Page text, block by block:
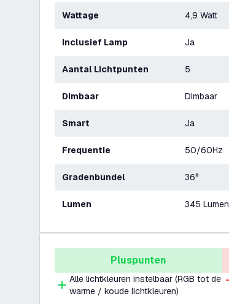
Wattage 4,9 Watt
Inclusief Lamp Ja
Aantal Lichtpunten 5
Dimbaar Dimbaar
Smart Ja
Frequentie 50/60Hz
Gradenbundel 36°
Lumen 345 Lumen
Pluspunten
Alle lichtkleuren instelbaar (RGB tot de
warme / koude lichtkleuren)